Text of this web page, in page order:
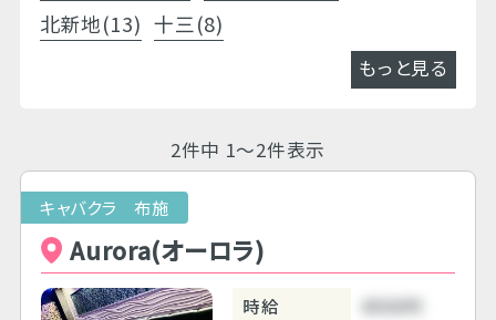
北新地(13) 十三(8)
もっと見る
2件中 1～2件表示
キャバクラ 布施
Aurora(オーロラ)
時給
4500円